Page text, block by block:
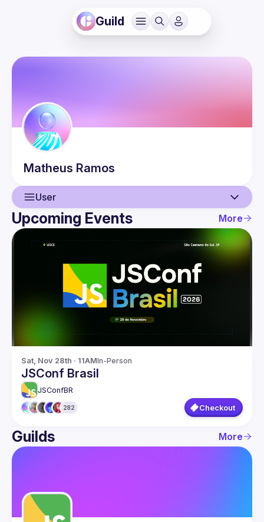
Guild
Matheus Ramos
User
User
Events
Upcoming Events More
Sat, Nov 28th · 11AMIn-Person
JSConf Brasil
JSConfBR
282 Checkout
Guilds More